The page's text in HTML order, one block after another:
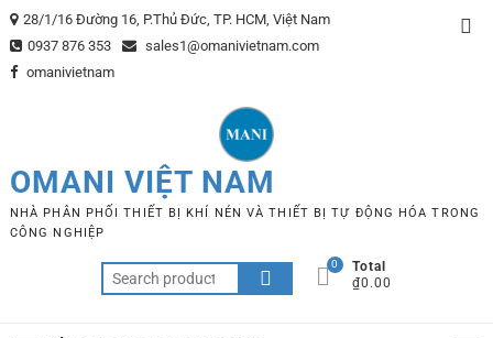
Skip
to
content
28/1/16 Đường 16, P.Thủ Đức, TP. HCM, Việt Nam
0937 876 353
sales1@omanivietnam.com
omanivietnam
OMANI VIỆT NAM
NHÀ PHÂN PHỐI THIẾT BỊ KHÍ NÉN VÀ THIẾT BỊ TỰ ĐỘNG HÓA TRONG
CÔNG NGHIỆP
Search
for:
0
Total
₫0.00